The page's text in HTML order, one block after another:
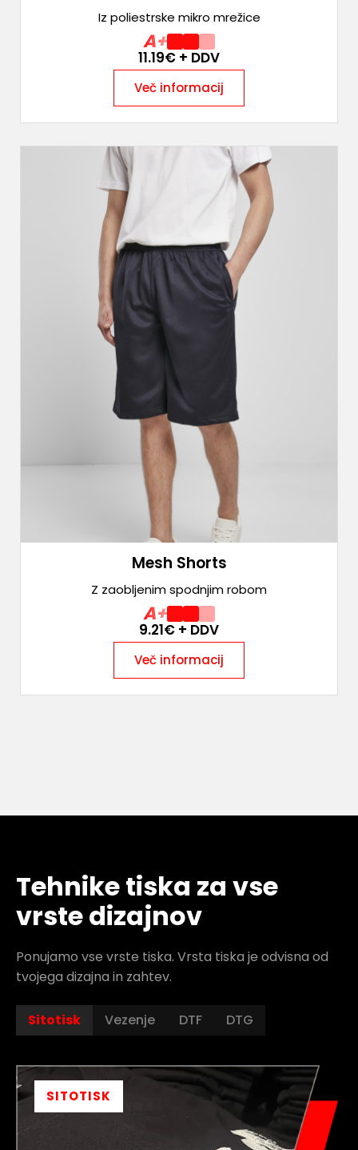
Iz poliestrske mikro mrežice
A+
11.19€ + DDV
Več informacij
Mesh Shorts
Z zaobljenim spodnjim robom
A+
9.21€ + DDV
Več informacij
Tehnike tiska za vse
vrste dizajnov
Ponujamo vse vrste tiska. Vrsta tiska je odvisna od
tvojega dizajna in zahtev.
Sitotisk Vezenje DTF DTG
SITOTISK